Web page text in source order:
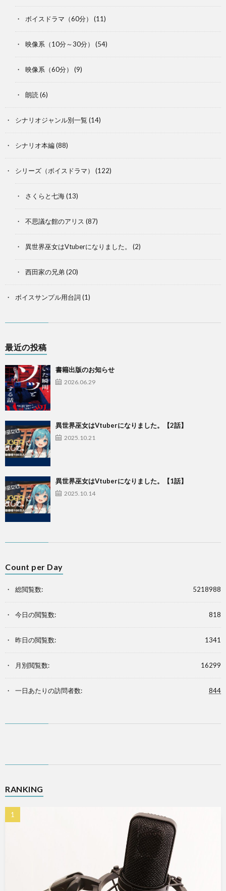
ボイスドラマ（60分） (11)
映像系（10分～30分） (54)
映像系（60分） (9)
朗読 (6)
シナリオジャンル別一覧 (14)
シナリオ本編(88)
シリーズ（ボイスドラマ） (122)
さくらと七海(13)
不思議な館のアリス (87)
異世界巫女はVtuberになりました。 (2)
西田家の兄弟(20)
ボイスサンプル用台詞 (1)
最近の投稿
書籍出版のお知らせ
2026.06.29
異世界巫女はVtuberになりました。【2話】
2025.10.21
異世界巫女はVtuberになりました。【1話】
2025.10.14
Count per Day
5218988
総閲覧数:
818
今日の閲覧数:
1341
昨日の閲覧数:
16299
月別閲覧数:
844
一日あたりの訪問者数:
RANKING